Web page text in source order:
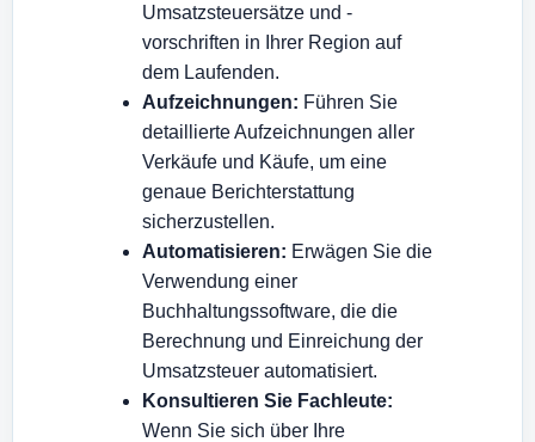
Umsatzsteuersätze und -
vorschriften in Ihrer Region auf
dem Laufenden.
Aufzeichnungen: Führen Sie
detaillierte Aufzeichnungen aller
Verkäufe und Käufe, um eine
genaue Berichterstattung
sicherzustellen.
Automatisieren: Erwägen Sie die
Verwendung einer
Buchhaltungssoftware, die die
Berechnung und Einreichung der
Umsatzsteuer automatisiert.
Konsultieren Sie Fachleute:
Wenn Sie sich über Ihre